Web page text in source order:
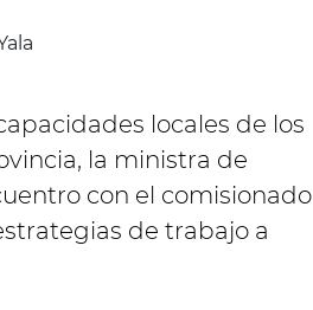
locales de los
la ministra de
con el comisionado
de trabajo a